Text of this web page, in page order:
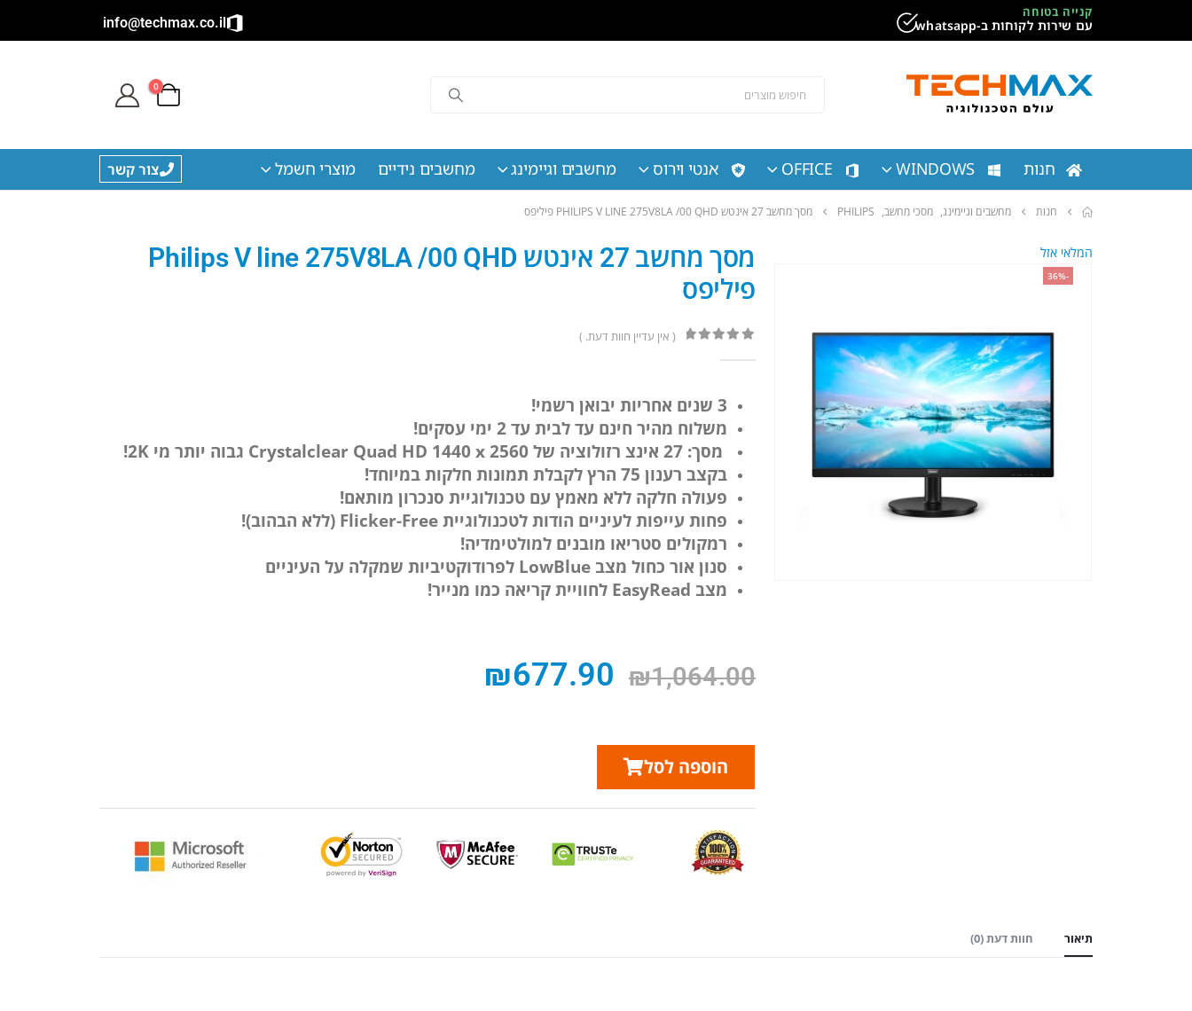
קנייה בטוחה
עם שירות לקוחות ב-whatsapp info@techmax.co.il
0
חנות WINDOWS
OFFICE אנטי וירוס מחשבים וגיימינג מחשבים נידיים מוצרי חשמל צור קשר
חנות מחשבים וגיימינג, מסכי מחשב,
PHILIPS מסך מחשב ‏27 ‏אינטש PHILIPS V LINE 275V8LA /00 QHD פיליפס
-36%
המלאי אזל
מסך מחשב ‏27 ‏אינטש Philips V line 275V8LA /00 QHD
פיליפס
( אין עדיין חוות דעת. )
3 שנים אחריות יבואן רשמי!
משלוח מהיר חינם עד לבית עד 2 ימי עסקים!
מסך: 27 אינצ
רזולוציה של 2560 x ‏1440 Crystalclear Quad HD גבוה יותר מי 2K!
בקצב רענון 75 הרץ לקבלת תמונות חלקות במיוחד!
פעולה חלקה ללא מאמץ עם טכנולוגיית סנכרון מותאם!
פחות עייפות לעיניים הודות לטכנולוגיית Flicker-Free (ללא הבהוב)!
רמקולים סטריאו מובנים למולטימדיה!
סנון אור כחול מצב LowBlue לפרודוקטיביות שמקלה על העיניים
מצב EasyRead לחוויית קריאה כמו מנייר!
₪1,064.00
₪677.90
הוספה לסל
תיאור חוות דעת (0)